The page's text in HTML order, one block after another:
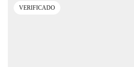
VERIFICADO